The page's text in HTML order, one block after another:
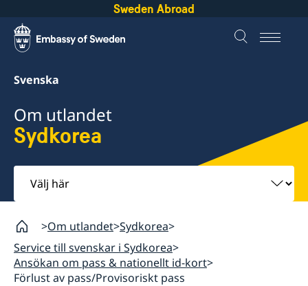
Sweden Abroad
Svenska
Om utlandet
Sydkorea
Välj
här
Om utlandet Sydkorea
Service till svenskar i Sydkorea
Ansökan om pass & nationellt id-kort
Förlust av pass/Provisoriskt pass